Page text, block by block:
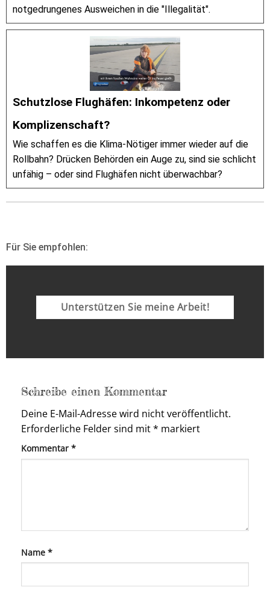
notgedrungenes Ausweichen in die "Illegalität".
Schutzlose Flughäfen: Inkompetenz oder
Komplizenschaft?
Wie schaffen es die Klima-Nötiger immer wieder auf die
Rollbahn? Drücken Behörden ein Auge zu, sind sie schlicht
unfähig – oder sind Flughäfen nicht überwachbar?
Für Sie empfohlen:
Unterstützen Sie meine Arbeit!
Schreibe einen Kommentar
Deine E-Mail-Adresse wird nicht veröffentlicht.
Erforderliche Felder sind mit* markiert
Kommentar *
Name *